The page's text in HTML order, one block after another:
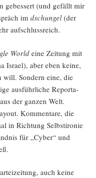
gebes­sert (und gefällt mir
im dschun­gel(der
aufschlussreich.
Worldeine Zei­tung mit
Isra­el), aber eben kei­ne,
will. Son­dern eine, die
aus­führ­li­che Repor­ta­
der gan­zen Welt.
Kom­men­ta­re, die
in Rich­tung Selbst­iro­nie
für „Cyber“ und
auch kei­ne